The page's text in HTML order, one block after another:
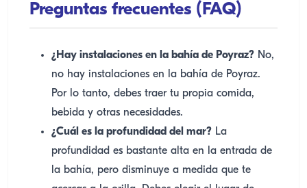
Preguntas frecuentes (FAQ)
¿Hay instalaciones en la bahía de Poyraz? No,
no hay instalaciones en la bahía de Poyraz.
Por lo tanto, debes traer tu propia comida,
bebida y otras necesidades.
¿Cuál es la profundidad del mar? La
profundidad es bastante alta en la entrada de
la bahía, pero disminuye a medida que te